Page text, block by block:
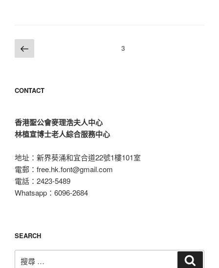
香
字
耆
文
章
覽
上
一
頁3
CONTACT
香港聖公會麥理浩夫人中心
林植宣博士老人綜合服務中心
地址：新界葵涌和宜合道22號1樓101室
電郵： free.hk.font@gmail.com
電話：2423-5489
Whatsapp：6096-2684
SEARCH